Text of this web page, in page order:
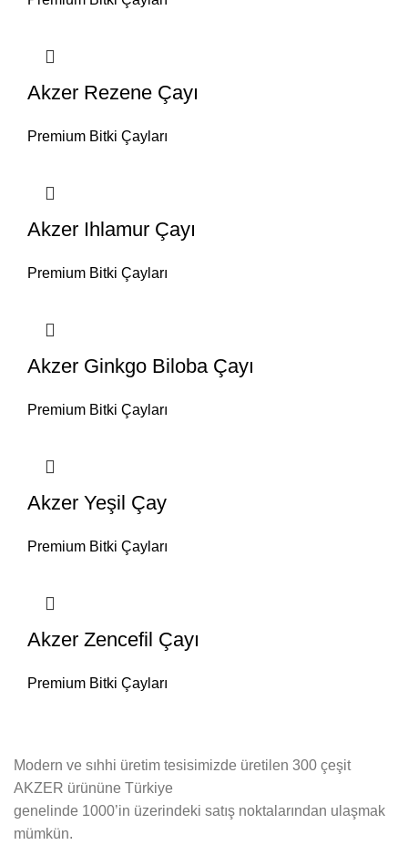
Akzer Rezene Çayı
Premium Bitki Çayları
Akzer Ihlamur Çayı
Premium Bitki Çayları
Akzer Ginkgo Biloba Çayı
Premium Bitki Çayları
Akzer Yeşil Çay
Premium Bitki Çayları
Akzer Zencefil Çayı
Premium Bitki Çayları
Modern ve sıhhi üretim tesisimizde üretilen 300 çeşit
AKZER ürününe Türkiye
genelinde 1000’in üzerindeki satış noktalarından ulaşmak
mümkün.